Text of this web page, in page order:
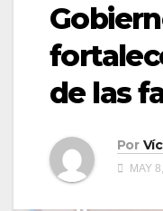
de las
Por
MAY